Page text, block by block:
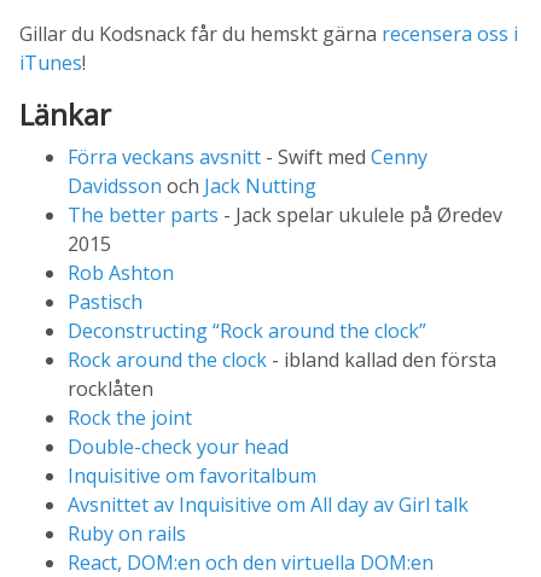
Gillar du Kodsnack får du hemskt gärna recensera oss i
iTunes!
Länkar
Förra veckans avsnitt - Swift med Cenny
Davidsson och Jack Nutting
The better parts - Jack spelar ukulele på Øredev
2015
Rob Ashton
Pastisch
Deconstructing “Rock around the clock”
Rock around the clock - ibland kallad den första
rocklåten
Rock the joint
Double-check your head
Inquisitive om favoritalbum
Avsnittet av Inquisitive om All day av Girl talk
Ruby on rails
React, DOM:en och den virtuella DOM:en